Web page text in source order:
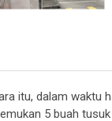
itu, dalam waktu
5 buah